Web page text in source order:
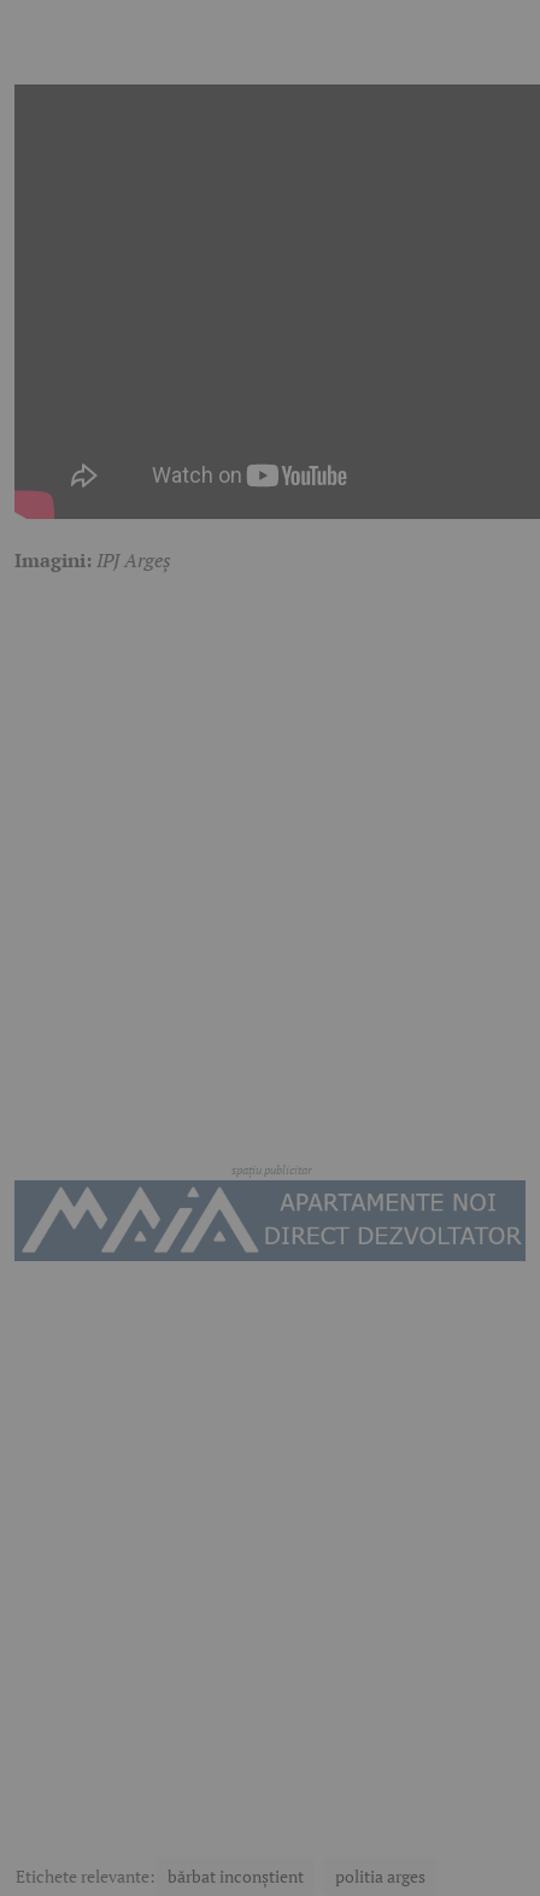
Imagini:IPJ Argeș
Etichete relevante: bărbat inconștient politia arges